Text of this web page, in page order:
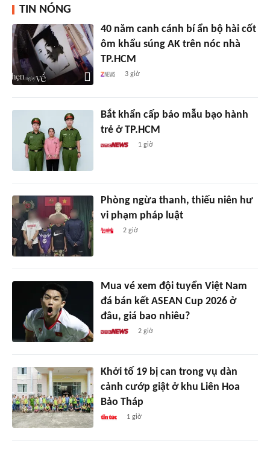
TIN NÓNG
40 năm canh cánh bí ẩn bộ hài cốt
ôm khẩu súng AK trên nóc nhà
TP.HCM
3 giờ
Bắt khẩn cấp bảo mẫu bạo hành
trẻ ở TP.HCM
1 giờ
Phòng ngừa thanh, thiếu niên hư
vi phạm pháp luật
2 giờ
Mua vé xem đội tuyển Việt Nam
đá bán kết ASEAN Cup 2026 ở
đâu, giá bao nhiêu?
2 giờ
Khởi tố 19 bị can trong vụ dàn
cảnh cướp giật ở khu Liên Hoa
Bảo Tháp
1 giờ